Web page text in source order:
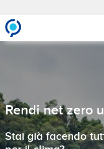
Rendi net zero
Stai già facendo